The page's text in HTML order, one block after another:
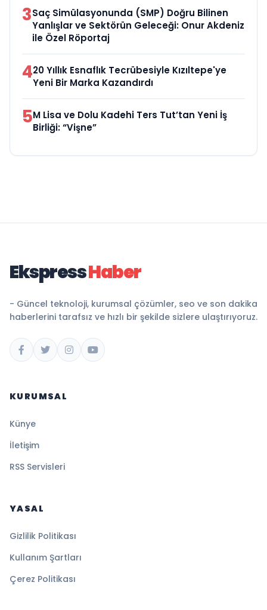
3Saç Simülasyonunda (SMP) Doğru Bilinen
Yanlışlar ve Sektörün Geleceği: Onur Akdeniz
ile Özel Röportaj
420 Yıllık Esnaflık Tecrübesiyle Kızıltepe'ye
Yeni Bir Marka Kazandırdı
5M Lisa ve Dolu Kadehi Ters Tut’tan Yeni İş
Birliği: “Vişne”
EkspressHaber
- Güncel teknoloji, kurumsal çözümler, seo ve son dakika
haberlerini tarafsız ve hızlı bir şekilde sizlere ulaştırıyoruz.
KURUMSAL
Künye
İletişim
RSS Servisleri
YASAL
Gizlilik Politikası
Kullanım Şartları
Çerez Politikası